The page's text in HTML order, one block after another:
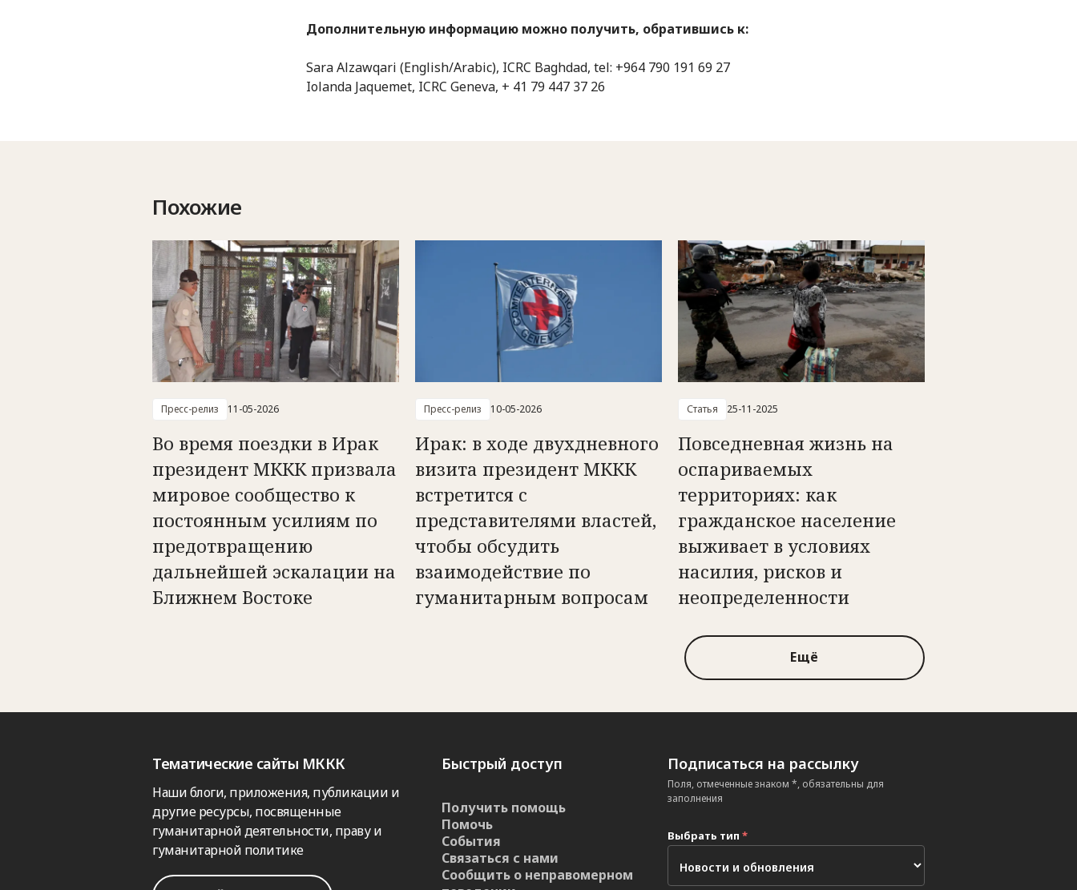
Дополнительную информацию можно получить, обратившись к:
Sara Alzawqari (English/Arabic), ICRC Baghdad, tel: +964 790 191 69 27
Iolanda Jaquemet, ICRC Geneva, + 41 79 447 37 26
Похожие
Пресс-релиз 11-05-2026
Во время поездки в Ирак
президент МККК призвала
мировое сообщество к
постоянным усилиям по
предотвращению
дальнейшей эскалации на
Ближнем Востоке
Пресс-релиз 10-05-2026
Ирак: в ходе двухдневного
визита президент МККК
встретится с
представителями властей,
чтобы обсудить
взаимодействие по
гуманитарным вопросам
Статья 25-11-2025
Повседневная жизнь на
оспариваемых
территориях: как
гражданское население
выживает в условиях
насилия, рисков и
неопределенности
Ещё
Тематические сайты МККК
Наши блоги, приложения, публикации и
другие ресурсы, посвященные
гуманитарной деятельности, праву и
гуманитарной политике
Быстрый доступ
Получить помощь
Помочь
События
Связаться с нами
Сообщить о неправомерном
Подписаться на рассылку
Поля, отмеченные знаком *, обязательны для
заполнения
Выбрать тип *